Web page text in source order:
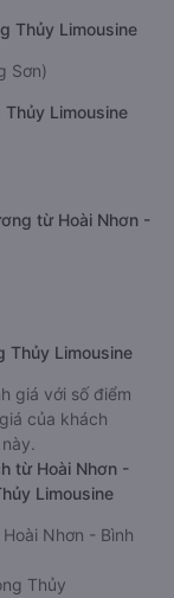
Thủy Limousine
Sơn)
Limousine
từ Hoài Nhơn -
Thủy Limousine
giá với số điểm
của khách
từ Hoài Nhơn -
Limousine
Nhơn - Bình
Thủy